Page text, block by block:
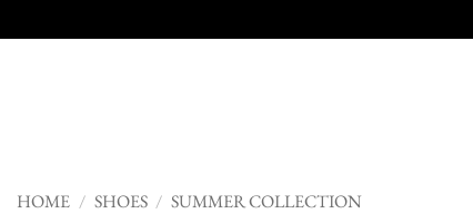
to
HOME / SHOES / SUMMER COLLECTION